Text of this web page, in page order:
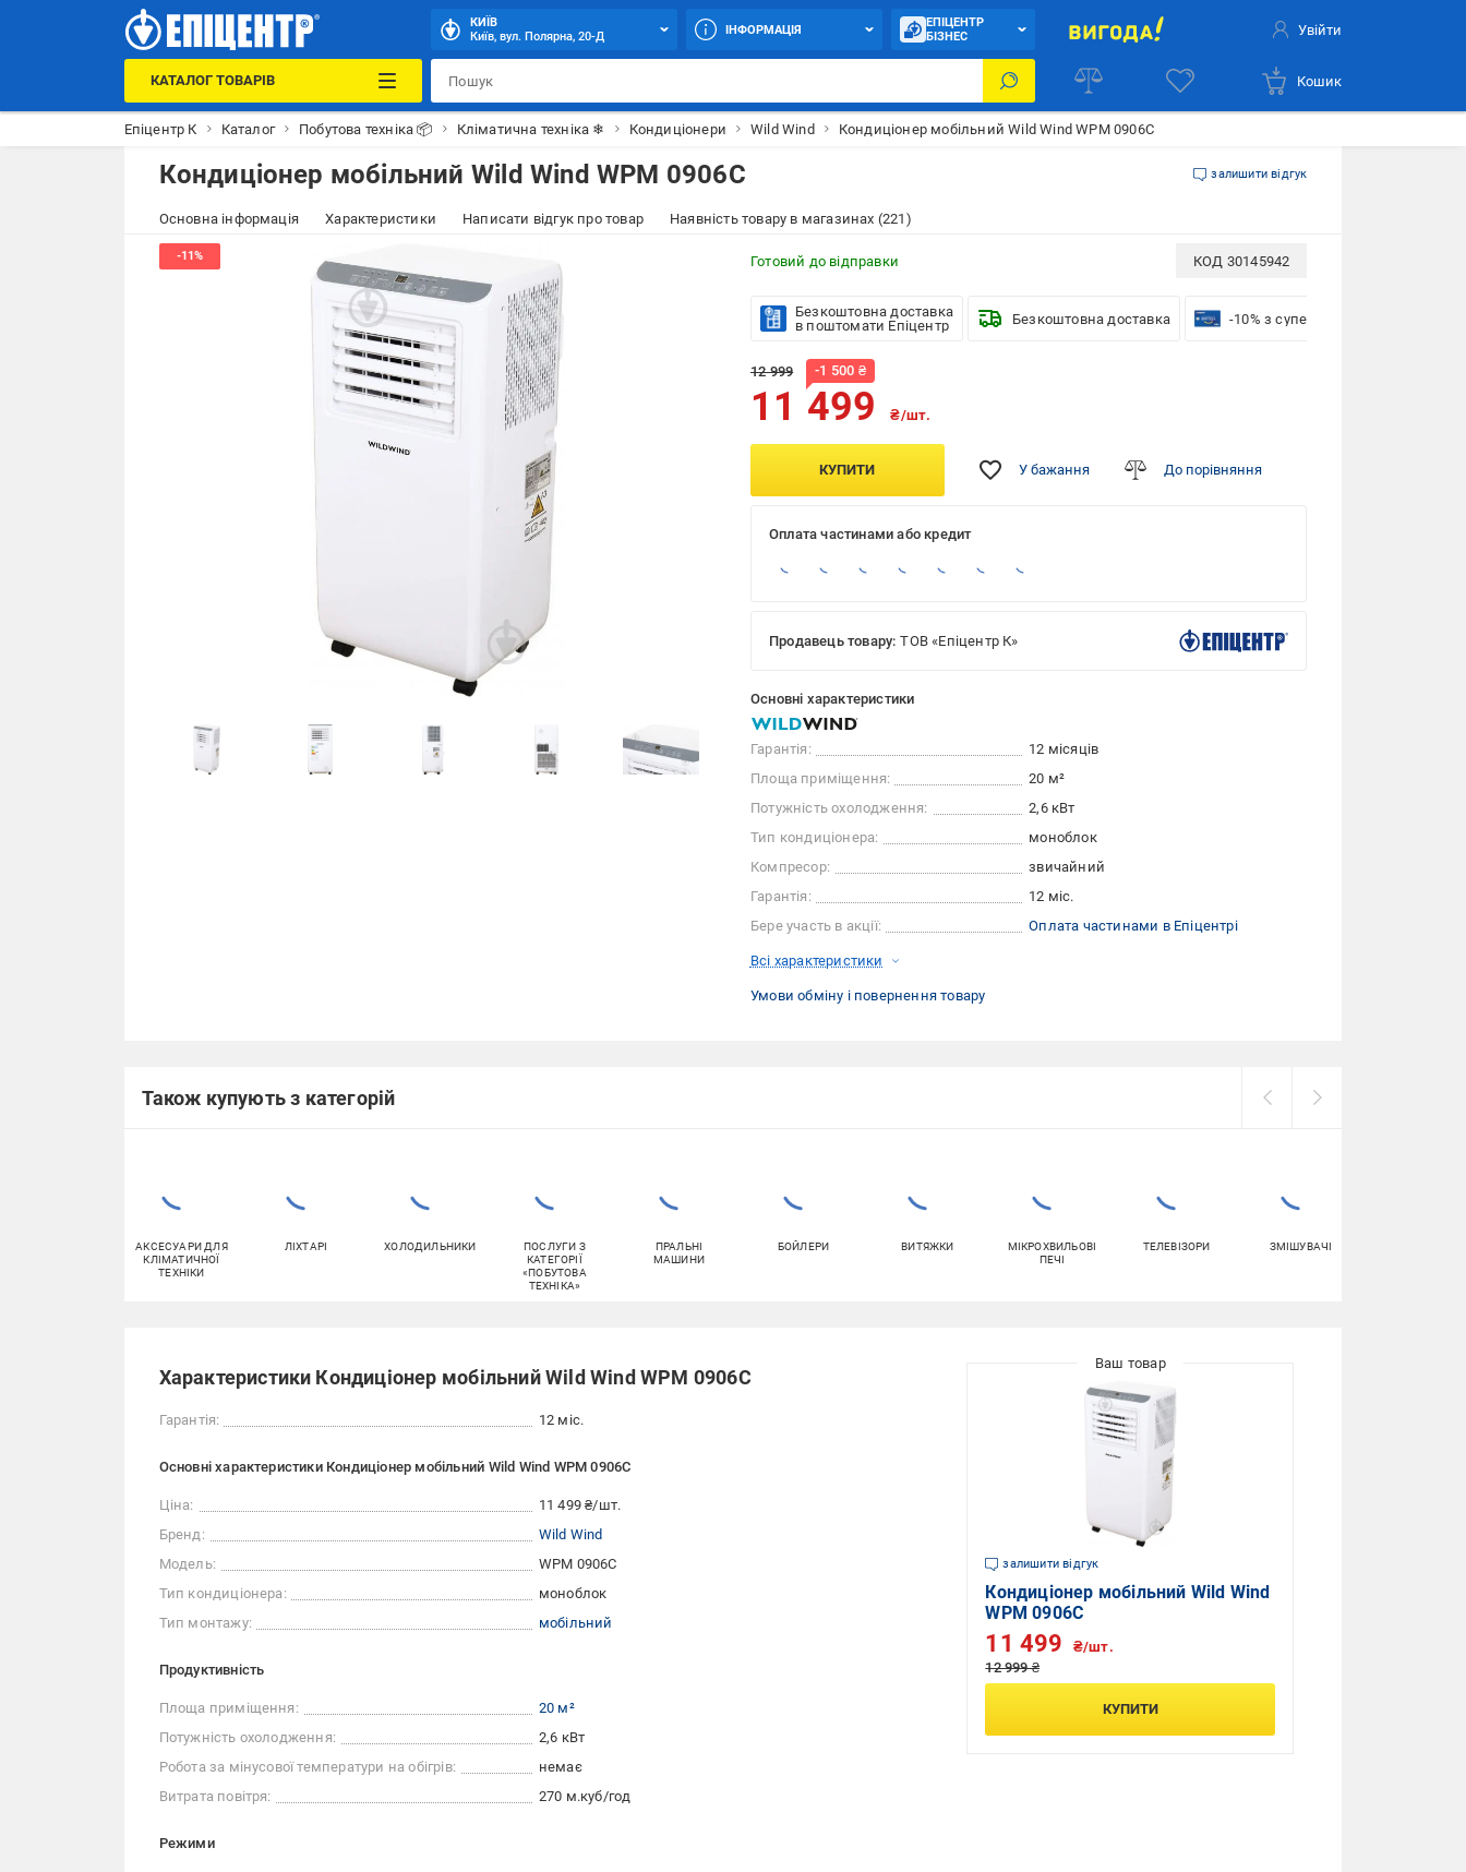
КИЇВ
Київ, вул. Полярна, 20-Д
ІНФОРМАЦІЯ
ЕПІЦЕНТР
БІЗНЕС
Увійти
КАТАЛОГ ТОВАРІВ Кошик
Епіцентр К Каталог Побутова техніка 📦 Кліматична техніка ❄ Кондиціонери Wild Wind Кондиціонер мобільний Wild Wind WPM 0906C
Кондиціонер мобільний Wild Wind WPM 0906C залишити відгук
Основна інформація Характеристики Написати відгук про товар Наявність товару в магазинах (221)
Готовий до відправки КОД 30145942
Безкоштовна доставка
в поштомати Епіцентр
Безкоштовна доставка -10% з суперкредиткою VISA
12 999 -1 500 ₴
11 499 ₴/шт.
КУПИТИ У бажання До порівняння
Оплата частинами або кредит
Продавець товару: ТОВ «Епіцентр К»
Основні характеристики
Гарантія:
12 місяців
Площа приміщення:
20 м²
Потужність охолодження:
2,6 кВт
Тип кондиціонера:
моноблок
Компресор:
звичайний
Гарантія:
12 міс.
Бере участь в акції:
Оплата частинами в Епіцентрі
Всі характеристики
Умови обміну і повернення товару
Також купують з категорій
АКСЕСУАРИ ДЛЯ
КЛІМАТИЧНОЇ
ТЕХНІКИ
ЛІХТАРІ ХОЛОДИЛЬНИКИ
ПОСЛУГИ З
КАТЕГОРІЇ
«ПОБУТОВА
ТЕХНІКА»
ПРАЛЬНІ
МАШИНИ
БОЙЛЕРИ ВИТЯЖКИ
МІКРОХВИЛЬОВІ
ПЕЧІ
ТЕЛЕВІЗОРИ ЗМІШУВАЧІ
Характеристики Кондиціонер мобільний Wild Wind WPM 0906C
Гарантія: 12 міс.
Основні характеристики Кондиціонер мобільний Wild Wind WPM 0906C
Ціна:
11 499 ₴/шт.
Бренд:
Wild Wind
Модель:
WPM 0906C
Тип кондиціонера:
моноблок
Тип монтажу:
мобільний
Продуктивність
Площа приміщення:
20 м²
Потужність охолодження:
2,6 кВт
Робота за мінусової температури на обігрів:
немає
Витрата повітря:
270 м.куб/год
Режими
залишити відгук
Кондиціонер мобільний Wild Wind
WPM 0906C
12 999 ₴
11 499 ₴/шт.
КУПИТИ